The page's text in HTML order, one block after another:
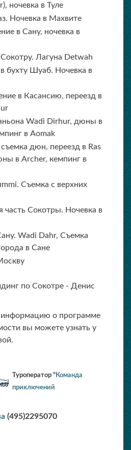
ночевка в Туле
Ночевка в Махвите
в Сану, ночевка в
Лагуна Detwah
бухту Шуаб. Ночевка в
в Касансию, переезд в
Wadi Dirhur, дюны в
в Aomak
дюн, переезд в Ras
в Archer, кемпинг в
Съемка с верхних
часть Сокотры. Ночевка в
Wadi Dahr, Съемка
в Сане
по Сокотре - Денис
о программе
вы можете узнать у
Туроператор "Команда
приключений
(495)2295070